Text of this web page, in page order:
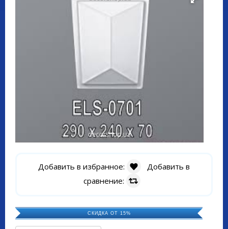
Добавить в избранное:
Добавить в
сравнение:
СКИДКА ОТ 15%